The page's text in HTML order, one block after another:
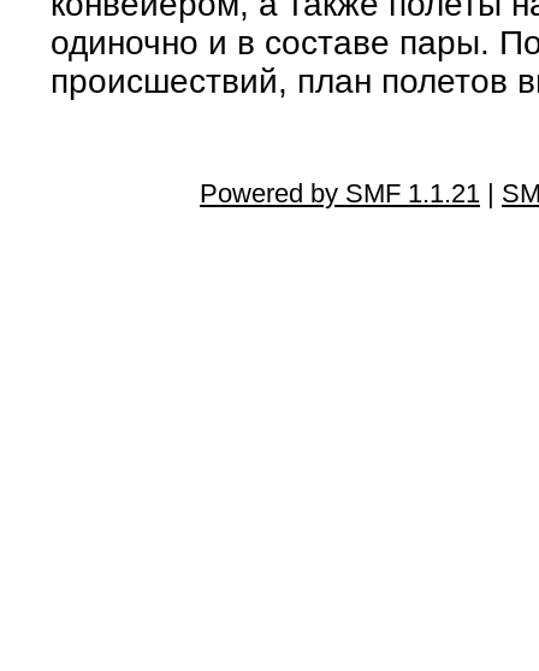
одиночно и в составе пары.
происшествий, план полетов
Powered by SMF 1.1.21 |